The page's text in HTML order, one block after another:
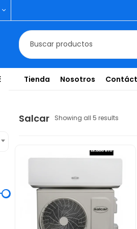
Tienda Nosotros
Salcar Showing all 5 results